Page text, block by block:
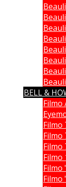
BELL &
Filmo
Filmo
Filmo
Filmo
Filmo
Filmo
Filmo